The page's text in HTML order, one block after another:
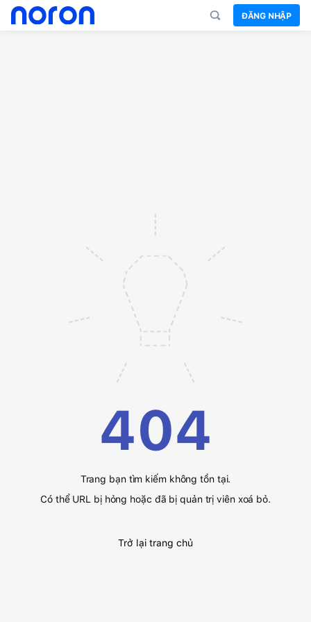
ĐĂNG NHẬP
404
Trang bạn tìm kiếm không tồn tại.
Có thể URL bị hỏng hoặc đã bị quản trị viên xoá bỏ.
Trở lại trang chủ